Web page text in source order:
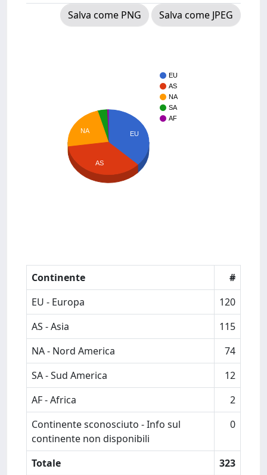
Salva come PNG
Salva come JPEG
EU
AS
NA
SA
AF
EU
NA
AS
Continente
#
EU - Europa
120
AS - Asia
115
NA - Nord America
74
SA - Sud America
12
AF - Africa
2
Continente sconosciuto - Info sul
continente non disponibili
0
Totale 323